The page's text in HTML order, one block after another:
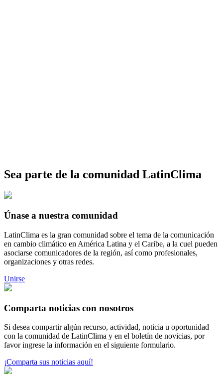
Sea parte de la comunidad LatinClima
Únase a nuestra comunidad
LatinClima es la gran comunidad sobre el tema de la comunicación
en cambio climático en América Latina y el Caribe, a la cuel pueden
asociarse comunicadores de la región, así como profesionales,
organizaciones y otras redes.
Unirse
Comparta noticias con nosotros
Si desea compartir algún recurso, actividad, noticia u oportunidad
con la comunidad de LatinClima y en el boletín de novicias, por
favor ingrese la información en el siguiente formulario.
¡Comparta sus noticias aquí!